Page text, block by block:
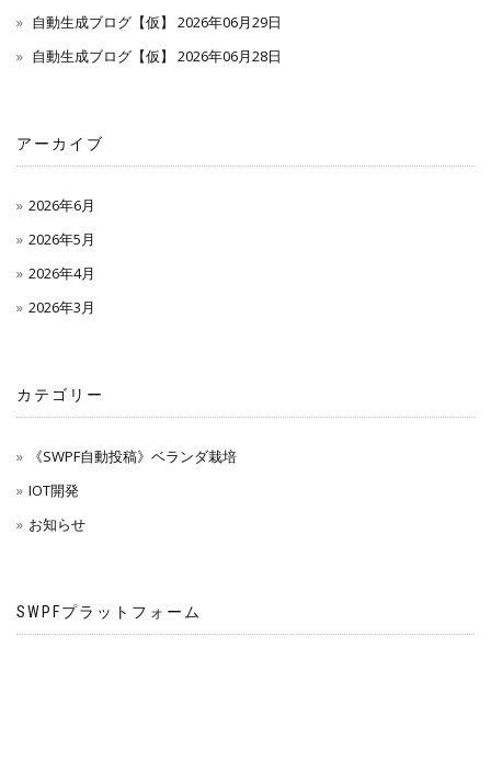
自動生成ブログ【仮】 2026年06月29日
自動生成ブログ【仮】 2026年06月28日
アーカイブ
2026年6月
2026年5月
2026年4月
2026年3月
カテゴリー
《SWPF自動投稿》ベランダ栽培
IOT開発
お知らせ
SWPFプラットフォーム